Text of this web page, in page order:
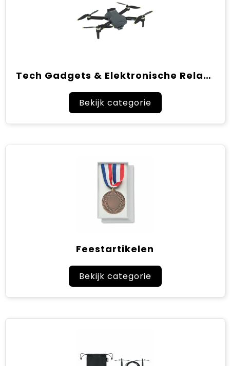
Tech Gadgets & Elektronische Relatiegeschenken
Bekijk categorie
Feestartikelen
Bekijk categorie